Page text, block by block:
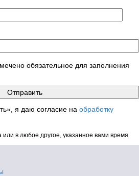
обязательное для заполнения
я даю согласие на обработку
в любое другое, указанное вами время